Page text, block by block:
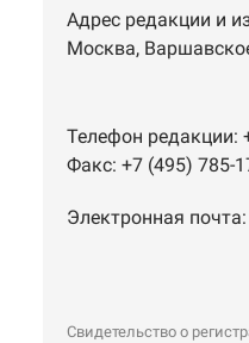
Адрес редакции и
Москва,
Телефон редакции:
Факс: +7 (495) 785-
Электронная почта:
Свидетельство о